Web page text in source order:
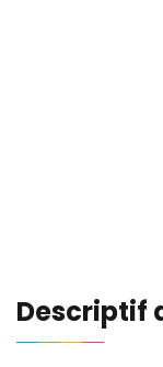
Descriptif